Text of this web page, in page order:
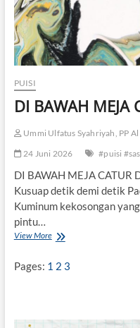
PUISI
DI BAWAH MEJA
Ummi Ulfatus Syahriyah, PP
24 Juni 2026
#puisi
DI BAWAH MEJA CATUR
Kusuap detik demi detik
Kuminum kekosongan
pintu…
View MoreD
B
A
Pages: 1 2 3